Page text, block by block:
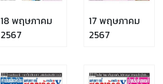
18 พฤษภาคม
2567
17 พฤษภาคม
2567